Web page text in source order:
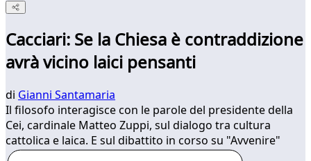
Cacciari: Se la Chiesa è contraddizione
avrà vicino laici pensanti
di Gianni Santamaria
Il filosofo interagisce con le parole del presidente della
Cei, cardinale Matteo Zuppi, sul dialogo tra cultura
cattolica e laica. E sul dibattito in corso su "Avvenire"